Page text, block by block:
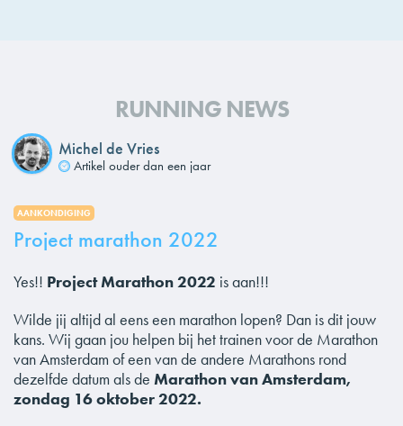
RUNNING NEWS
Michel de Vries
Artikel ouder dan een jaar
AANKONDIGING
Project marathon 2022
Yes!! Project Marathon 2022 is aan!!!
Wilde jij altijd al eens een marathon lopen? Dan is dit jouw
kans. Wij gaan jou helpen bij het trainen voor de Marathon
van Amsterdam of een van de andere Marathons rond
dezelfde datum als de Marathon van Amsterdam,
zondag 16 oktober 2022.